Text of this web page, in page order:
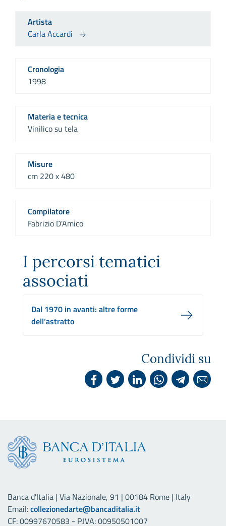
Artista
Carla Accardi
Cronologia
1998
Materia e tecnica
Vinilico su tela
Misure
cm 220 x 480
Compilatore
Fabrizio D'Amico
I percorsi tematici
associati
Dal 1970 in avanti: altre forme
dell’astratto
Condividi su
Banca d'Italia | Via Nazionale, 91 | 00184 Rome | Italy
Email:collezionedarte@bancaditalia.it
CF: 00997670583 - P.IVA: 00950501007